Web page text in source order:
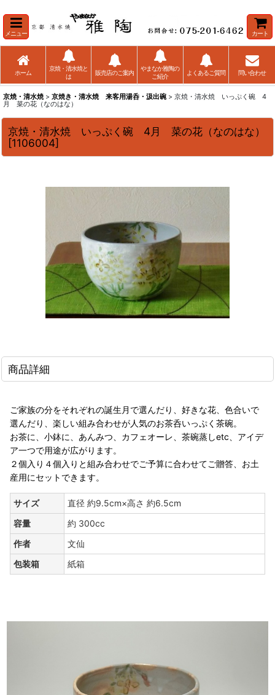
京焼・清水焼> 京焼き・清水焼 来客用湯呑・汲出碗 > 京焼・清水焼 いっぷく碗 4
月 菜の花（なのはな）
メニュー カート
ホーム
京焼・清水焼と
は
販売店のご案内
やまなか雅陶の
ご紹介
よくあるご質問 問い合わせ
京焼・清水焼 いっぷく碗 4月 菜の花（なのはな）
[1106004]
商品詳細
ご家族の分をそれぞれの誕生月で選んだり、好きな花、色合いで
選んだり、楽しい組み合わせが人気のお茶呑いっぷく茶碗。
お茶に、小鉢に、あんみつ、カフェオーレ、茶碗蒸しetc、アイデ
ア一つで用途が広がります。
２個入り４個入りと組み合わせでご予算に合わせてご贈答、お土
産用にセットできます。
サイズ
直径 約9.5cm×高さ 約6.5cm
容量
約 300cc
作者
文仙
包装箱
紙箱